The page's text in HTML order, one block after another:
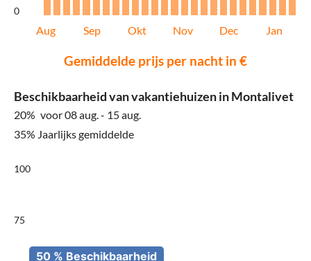
0
Aug Sep Okt Nov Dec Jan
Gemiddelde prijs per nacht in €
Beschikbaarheid van vakantiehuizen in Montalivet
20% voor 08 aug. - 15 aug.
35% Jaarlijks gemiddelde
100
75